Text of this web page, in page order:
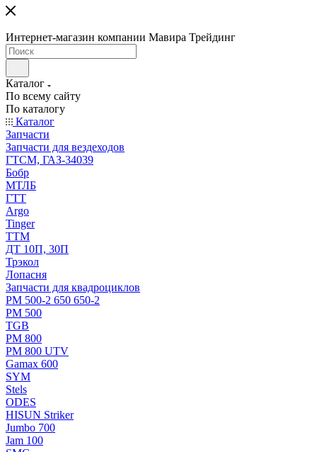
Интернет-магазин компании Мавира Трейдинг
Каталог
По всему сайту
По каталогу
Каталог
Запчасти
Запчасти для вездеходов
ГТСМ, ГАЗ-34039
Бобр
МТЛБ
ГТТ
Argo
Tinger
ТТМ
ДТ 10П, 30П
Трэкол
Лопасня
Запчасти для квадроциклов
РМ 500-2 650 650-2
РМ 500
TGB
РМ 800
РМ 800 UTV
Gamax 600
SYM
Stels
ОDЕS
HISUN Striker
Jumbo 700
Jam 100